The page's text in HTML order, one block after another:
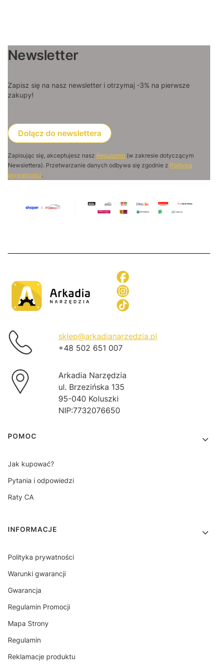
Newsletter
Zapisz się na nasz newsletter i otrzymaj -3% na pierwsze
zakupy!
Dołącz do newslettera
Zapisując się, akceptujesz nasz Regulamin (w zakresie dotyczącym
Newslettera). Przetwarzanie danych odbywa się zgodnie z Polityką
prywatności.
sklep@arkadianarzedzia.pl
+48 502 651 007
Arkadia Narzędzia
ul. Brzezińska 135
95-040 Koluszki
NIP:7732076650
Linki w stopce
POMOC
Jak kupować?
Pytania i odpowiedzi
Raty CA
INFORMACJE
Polityka prywatności
Warunki gwarancji
Gwarancja
Regulamin Promocji
Mapa Strony
Regulamin
Reklamacje produktu